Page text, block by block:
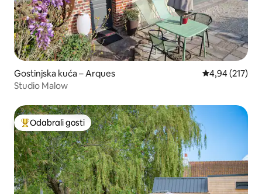
Gostinjska kuća – Arques Prosječna
4,94 (217)
Studio Malow
Među najviše rangiranima s oznakom „Odabrali gosti”
Odabrali gosti